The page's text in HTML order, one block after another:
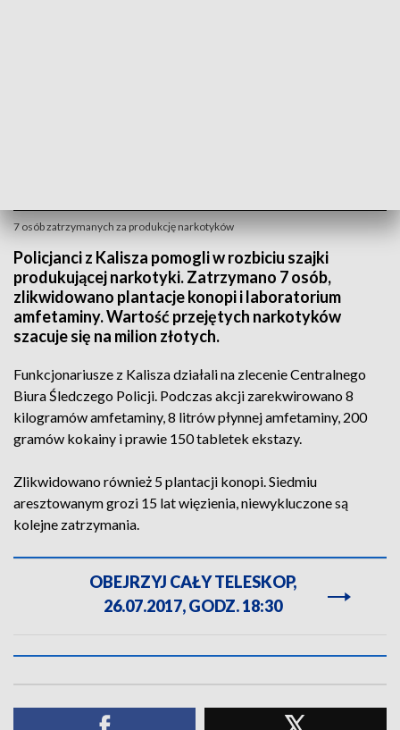
7 osób zatrzymanych za produkcję narkotyków
Policjanci z Kalisza pomogli w rozbiciu szajki
produkującej narkotyki. Zatrzymano 7 osób,
zlikwidowano plantacje konopi i laboratorium
amfetaminy. Wartość przejętych narkotyków
szacuje się na milion złotych.
Funkcjonariusze z Kalisza działali na zlecenie Centralnego
Biura Śledczego Policji. Podczas akcji zarekwirowano 8
kilogramów amfetaminy, 8 litrów płynnej amfetaminy, 200
gramów kokainy i prawie 150 tabletek ekstazy.
Zlikwidowano również 5 plantacji konopi. Siedmiu
aresztowanym grozi 15 lat więzienia, niewykluczone są
kolejne zatrzymania.
OBEJRZYJ CAŁY TELESKOP,
26.07.2017, GODZ. 18:30